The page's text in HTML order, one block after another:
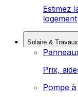
Estimez
logement
Solaire & Travaux
Prix,
Pompe